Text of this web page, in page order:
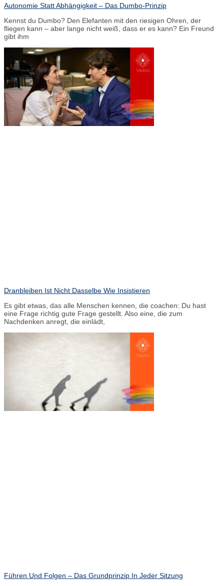
Autonomie Statt Abhängigkeit – Das Dumbo-Prinzip
Kennst du Dumbo? Den Elefanten mit den riesigen Ohren, der
fliegen kann – aber lange nicht weiß, dass er es kann? Ein Freund
gibt ihm
Dranbleiben Ist Nicht Dasselbe Wie Insistieren
Es gibt etwas, das alle Menschen kennen, die coachen: Du hast
eine Frage richtig gute Frage gestellt. Also eine, die zum
Nachdenken anregt, die einlädt,
Führen Und Folgen – Das Grundprinzip In Jeder Sitzung